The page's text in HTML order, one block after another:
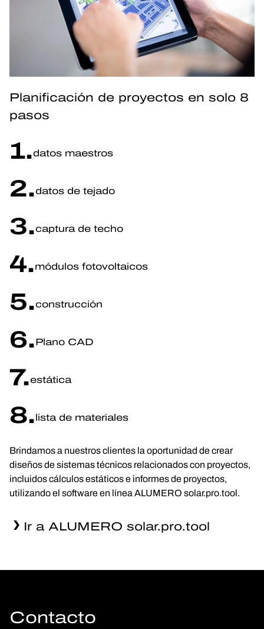
Planificación de proyectos en solo 8
pasos
1.datos maestros
2.datos de tejado
3.captura de techo
4.módulos fotovoltaicos
5.construcción
6. Plano CAD
7.estática
8. lista de materiales
Brindamos a nuestros clientes la oportunidad de crear
diseños de sistemas técnicos relacionados con proyectos,
incluidos cálculos estáticos e informes de proyectos,
utilizando el software en línea ALUMERO solar.pro.tool.
Ir a ALUMERO solar.pro.tool
Contacto